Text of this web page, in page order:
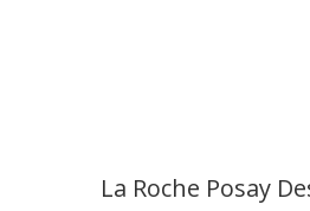
La Roche Posay